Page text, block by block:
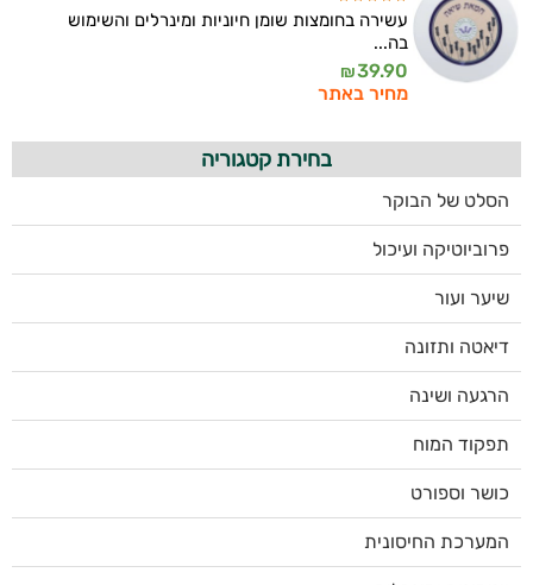
עשירה בחומצות שומן חיוניות ומינרלים והשימוש
בה...
39.90
₪
מחיר באתר
בחירת קטגוריה
הסלט של הבוקר
פרוביוטיקה ועיכול
שיער ועור
דיאטה ותזונה
הרגעה ושינה
תפקוד המוח
כושר וספורט
המערכת החיסונית